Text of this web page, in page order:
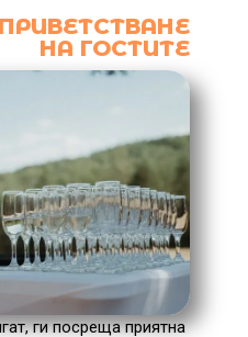
ПРИВЕТСТВАНЕ
НА ГОСТИТЕ
ги посреща приятна